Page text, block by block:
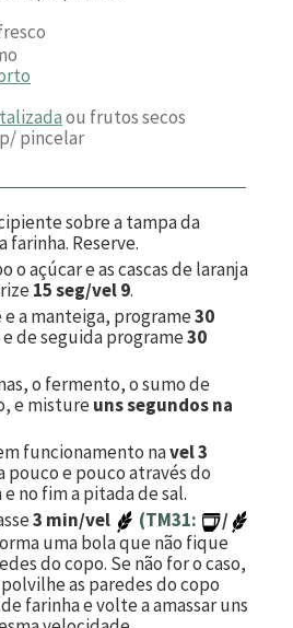
ou frutos secos
p/ pincelar
sobre a tampa da
farinha. Reserve.
o açúcar e as cascas de laranja
15 seg/vel 9.
a manteiga, programe30
e de seguida programe30
o fermento, o sumo de
e mistureuns segundos na
funcionamento navel 3
pouco e pouco através do
no fim a pitada de sal.
3 min/vel (TM31:
/
uma bola que não fique
do copo. Se não for o caso,
as paredes do copo
farinha e volte a amassar uns